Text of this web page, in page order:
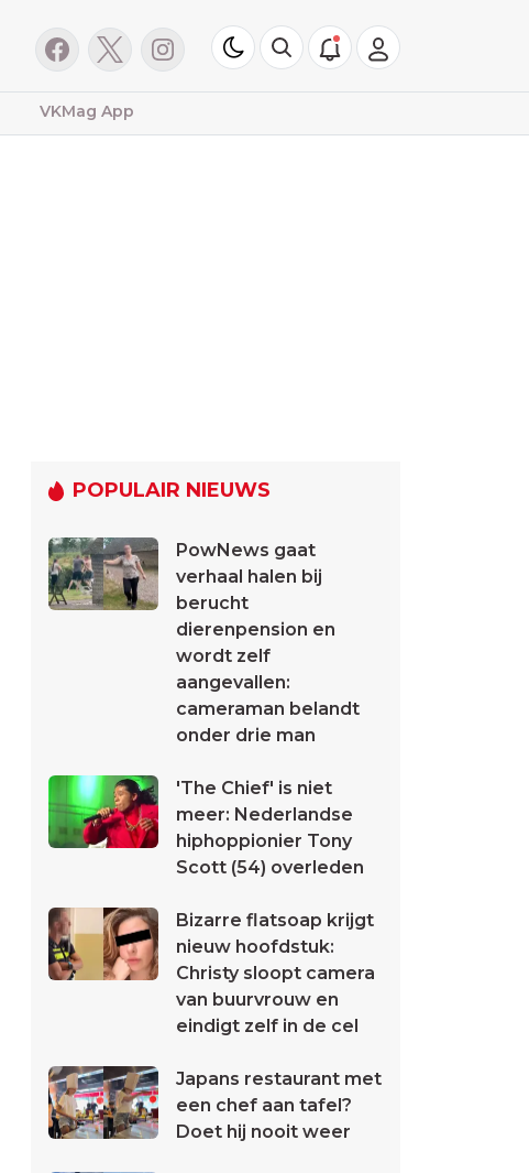
VKMag App
POPULAIR NIEUWS
PowNews gaat
verhaal halen bij
berucht
dierenpension en
wordt zelf
aangevallen:
cameraman belandt
onder drie man
'The Chief' is niet
meer: Nederlandse
hiphoppionier Tony
Scott (54) overleden
Bizarre flatsoap krijgt
nieuw hoofdstuk:
Christy sloopt camera
van buurvrouw en
eindigt zelf in de cel
Japans restaurant met
een chef aan tafel?
Doet hij nooit weer